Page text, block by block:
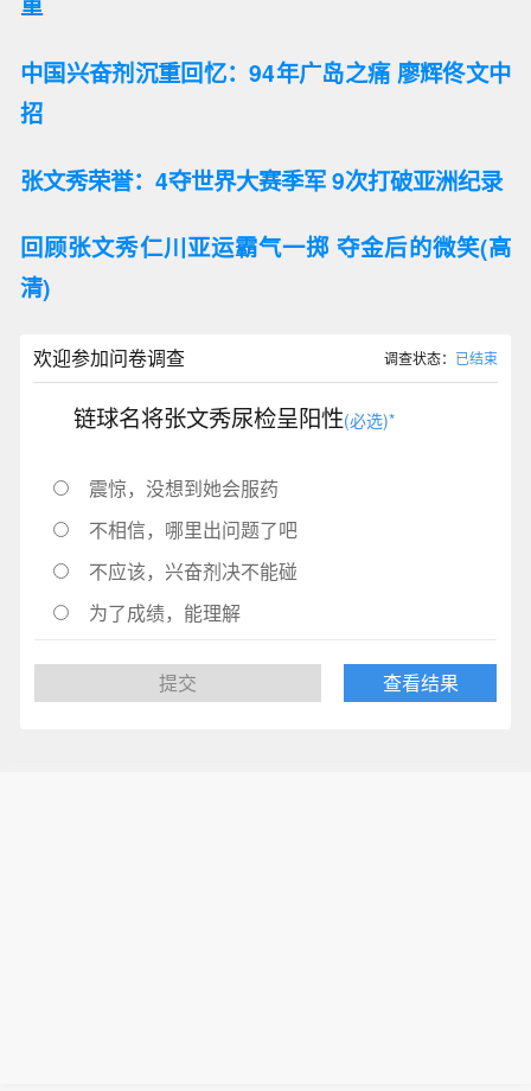
中国兴奋剂沉重回忆：94年广岛之痛 廖辉佟文中
招
张文秀荣誉：4夺世界大赛季军 9次打破亚洲纪录
回顾张文秀仁川亚运霸气一掷 夺金后的微笑(高
清)
调查状态： 已结束
欢迎参加问卷调查
链球名将张文秀尿检呈阳性(必选)*
震惊，没想到她会服药
不相信，哪里出问题了吧
不应该，兴奋剂决不能碰
为了成绩，能理解
提交 查看结果